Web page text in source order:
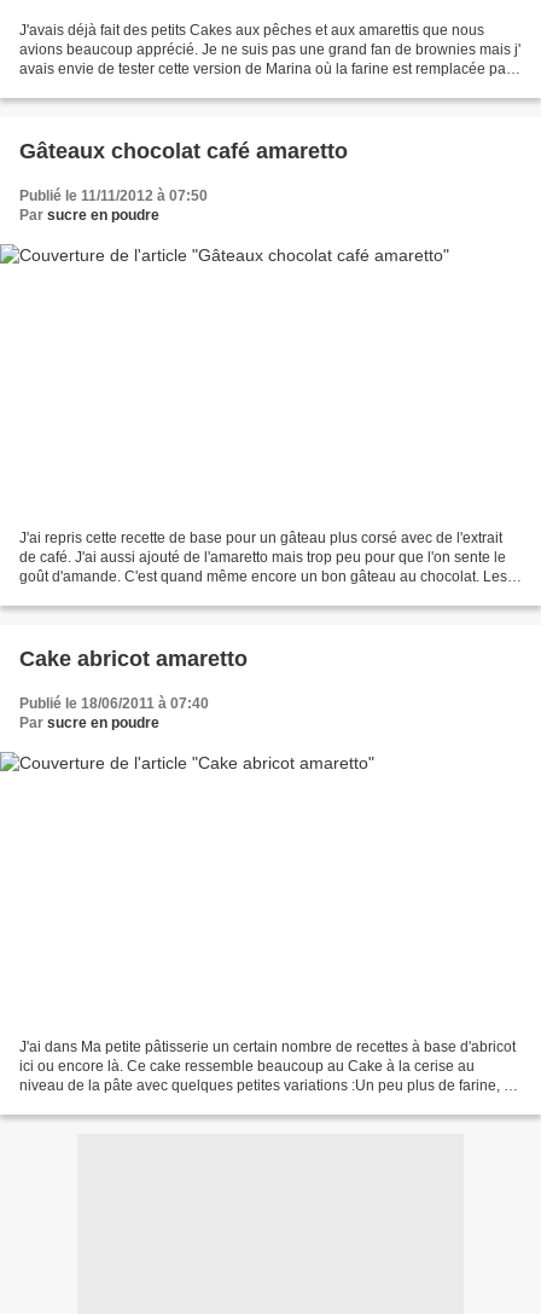
J'avais déjà fait des petits Cakes aux pêches et aux amarettis que nous
avions beaucoup apprécié. Je ne suis pas une grand fan de brownies mais j'
avais envie de tester cette version de Marina où la farine est remplacée par
Gâteaux chocolat café amaretto
Publié le 11/11/2012 à 07:50
Par sucre en poudre
J'ai repris cette recette de base pour un gâteau plus corsé avec de l'extrait
de café. J'ai aussi ajouté de l'amaretto mais trop peu pour que l'on sente le
goût d'amande. C'est quand même encore un bon gâteau au chocolat. Les
Cake abricot amaretto
Publié le 18/06/2011 à 07:40
Par sucre en poudre
J'ai dans Ma petite pâtisserie un certain nombre de recettes à base d'abricot
ici ou encore là. Ce cake ressemble beaucoup au Cake à la cerise au
niveau de la pâte avec quelques petites variations :Un peu plus de farine, et